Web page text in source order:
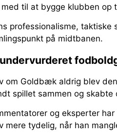
til at bygge klubben op
professionalisme,
på midtbanen.
om Goldbæk aldrig blev
spillet sammen og skabte
og eksperter
mere tydelig, når han